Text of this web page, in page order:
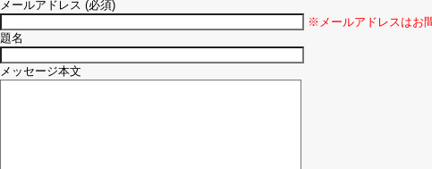
メールアドレス (必須)
※メールアドレスはお
題名
メッセージ本文